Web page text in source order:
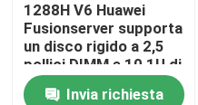
Casa.
Prodotti
1288H V6 Huawei
Fusionserver supporta
un disco rigido a 2,5
pollici DIMM e 10 1U di
32 DDR4
Invia richiesta